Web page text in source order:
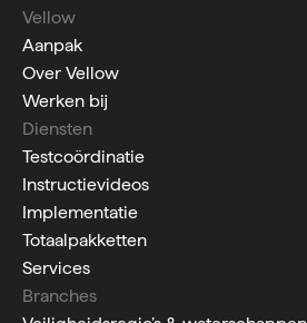
Vellow
Aanpak
Over Vellow
Werken bij
Diensten
Testcoördinatie
Instructievideos
Implementatie
Totaalpakketten
Services
Branches